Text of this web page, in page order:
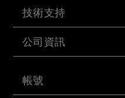
帳號
技術支持
公司資訊